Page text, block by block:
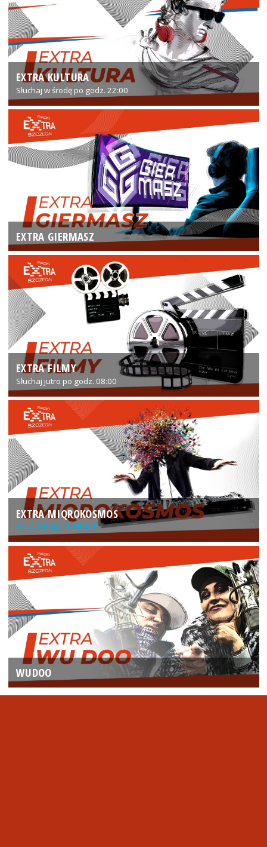
EXTRA KULTURA
Słuchaj w środę po godz. 22:00
EXTRA GIERMASZ
EXTRA FILMY
Słuchaj jutro po godz. 08:00
EXTRA MIQROKOSMOS
SŁUCHAJ TERAZ
WUDOO